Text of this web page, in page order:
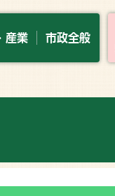
産業 市政全般